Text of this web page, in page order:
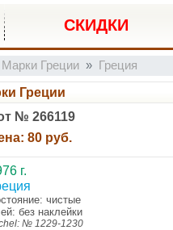
СКИДКИ
Марки Греции Греция
Греции
№ 266119
80 руб.
г.
чистые
без наклейки
№ 1229-1230